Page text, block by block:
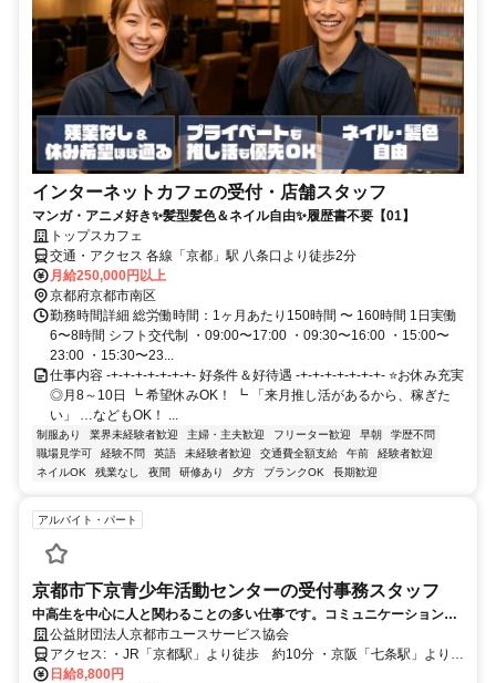
インターネットカフェの受付・店舗スタッフ
マンガ・アニメ好き✨髪型髪色＆ネイル自由✨履歴書不要【01】
トップスカフェ
交通・アクセス 各線「京都」駅 八条口より徒歩2分
月給250,000円以上
京都府京都市南区
勤務時間詳細 総労働時間：1ヶ月あたり150時間 〜 160時間 1日実働
6〜8時間 シフト交代制 ・09:00〜17:00 ・09:30〜16:00 ・15:00〜
23:00 ・15:30〜23...
仕事内容 -+-+-+-+-+-+-+- 好条件＆好待遇 -+-+-+-+-+-+-+- ⭐お休み充実
◎月8～10日 ┗ 希望休みOK！ ┗ 「来月推し活があるから、稼ぎた
い」 …などもOK！ ...
制服あり 業界未経験者歓迎 主婦・主夫歓迎 フリーター歓迎 早朝
学歴不問
職場見学可
経験不問 英語 未経験者歓迎 交通費全額支給 午前
経験者歓迎
ネイルOK
残業なし 夜間 研修あり 夕方 ブランクOK 長期歓迎
アルバイト・パート
京都市下京青少年活動センターの受付事務スタッフ
中高生を中心に人と関わることの多い仕事です。コミュニケーションが
得意な方大歓迎です！
公益財団法人京都市ユースサービス協会
アクセス: ・JR「京都駅」より徒歩 約10分 ・京阪「七条駅」より徒
歩 約5分 ・京都市バス「塩小路高倉」下車徒歩 約3分／「七条河
日給8,800円